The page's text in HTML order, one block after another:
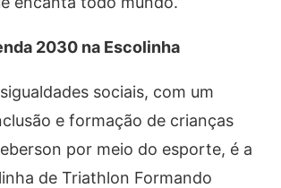
2030 na Escolinha
sociais, com um
e formação de crianças
por meio do esporte, é a
de Triathlon Formando